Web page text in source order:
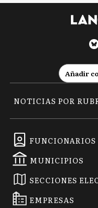
Añadir
FUNCIONARIOS
MUNICIPIOS
SECCIONES
EMPRESAS
NOTICIAS POR